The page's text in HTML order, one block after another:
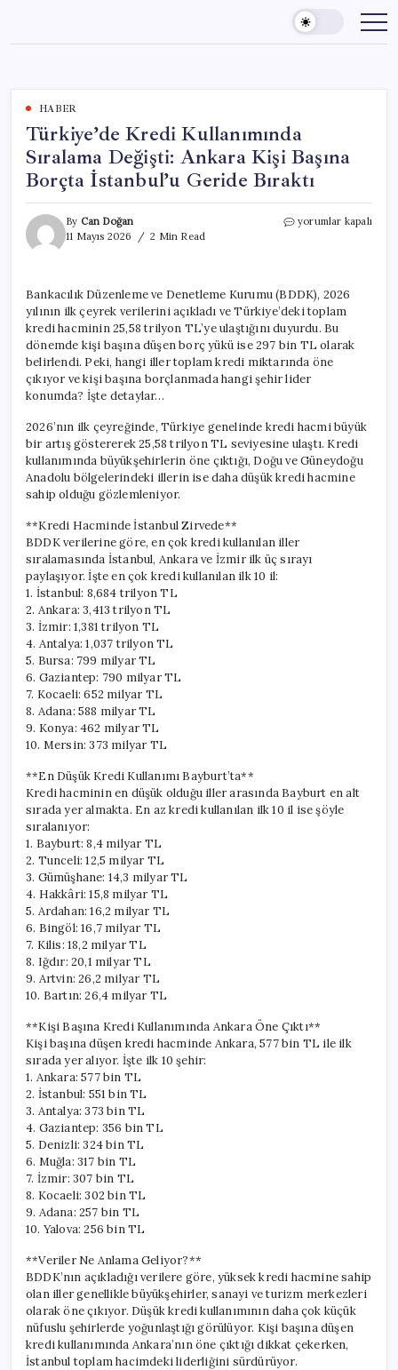
content
HABER
Türkiye’de Kredi Kullanımında
Sıralama Değişti: Ankara Kişi Başına
Borçta İstanbul’u Geride Bıraktı
By Can Doğan
11 Mayıs 2026
2 Min Read
Türkiye’de
Ankara
Kişi
Başına
Borçta
İstanbul’u
Geride
Bıraktı
yorumlar kapalı
Bankacılık Düzenleme ve Denetleme Kurumu (BDDK), 2026
yılının ilk çeyrek verilerini açıkladı ve Türkiye’deki toplam
kredi hacminin 25,58 trilyon TL’ye ulaştığını duyurdu. Bu
dönemde kişi başına düşen borç yükü ise 297 bin TL olarak
belirlendi. Peki, hangi iller toplam kredi miktarında öne
çıkıyor ve kişi başına borçlanmada hangi şehir lider
konumda? İşte detaylar…
2026’nın ilk çeyreğinde, Türkiye genelinde kredi hacmi büyük
bir artış göstererek 25,58 trilyon TL seviyesine ulaştı. Kredi
kullanımında büyükşehirlerin öne çıktığı, Doğu ve Güneydoğu
Anadolu bölgelerindeki illerin ise daha düşük kredi hacmine
sahip olduğu gözlemleniyor.
**Kredi Hacminde İstanbul Zirvede**
BDDK verilerine göre, en çok kredi kullanılan iller
sıralamasında İstanbul, Ankara ve İzmir ilk üç sırayı
paylaşıyor. İşte en çok kredi kullanılan ilk 10 il:
1. İstanbul: 8,684 trilyon TL
2. Ankara: 3,413 trilyon TL
3. İzmir: 1,381 trilyon TL
4. Antalya: 1,037 trilyon TL
5. Bursa: 799 milyar TL
6. Gaziantep: 790 milyar TL
7. Kocaeli: 652 milyar TL
8. Adana: 588 milyar TL
9. Konya: 462 milyar TL
10. Mersin: 373 milyar TL
**En Düşük Kredi Kullanımı Bayburt’ta**
Kredi hacminin en düşük olduğu iller arasında Bayburt en alt
sırada yer almakta. En az kredi kullanılan ilk 10 il ise şöyle
sıralanıyor:
1. Bayburt: 8,4 milyar TL
2. Tunceli: 12,5 milyar TL
3. Gümüşhane: 14,3 milyar TL
4. Hakkâri: 15,8 milyar TL
5. Ardahan: 16,2 milyar TL
6. Bingöl: 16,7 milyar TL
7. Kilis: 18,2 milyar TL
8. Iğdır: 20,1 milyar TL
9. Artvin: 26,2 milyar TL
10. Bartın: 26,4 milyar TL
**Kişi Başına Kredi Kullanımında Ankara Öne Çıktı**
Kişi başına düşen kredi hacminde Ankara, 577 bin TL ile ilk
sırada yer alıyor. İşte ilk 10 şehir:
1. Ankara: 577 bin TL
2. İstanbul: 551 bin TL
3. Antalya: 373 bin TL
4. Gaziantep: 356 bin TL
5. Denizli: 324 bin TL
6. Muğla: 317 bin TL
7. İzmir: 307 bin TL
8. Kocaeli: 302 bin TL
9. Adana: 257 bin TL
10. Yalova: 256 bin TL
**Veriler Ne Anlama Geliyor?**
BDDK’nın açıkladığı verilere göre, yüksek kredi hacmine sahip
olan iller genellikle büyükşehirler, sanayi ve turizm merkezleri
olarak öne çıkıyor. Düşük kredi kullanımının daha çok küçük
nüfuslu şehirlerde yoğunlaştığı görülüyor. Kişi başına düşen
kredi kullanımında Ankara’nın öne çıktığı dikkat çekerken,
İstanbul toplam hacimdeki liderliğini sürdürüyor.